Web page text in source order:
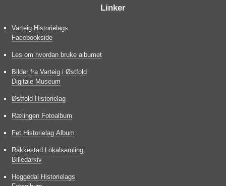
Linker
Varteig Historielags
Facebookside
Les om hvordan bruke albumet
Bilder fra Varteig i Østfold
Digitale Museum
Østfold Historielag
Rælingen Fotoalbum
Fet Historielag Album
Rakkestad Lokalsamling
Billedarkiv
Heggedal Historielags